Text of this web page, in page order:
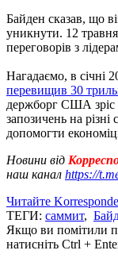
Байден сказав, що
уникнути. 12
переговорів з
Нагадаємо, в січні
перевищив 30
держборг США зріс
запозичень на
допомогти
Новини від
наш канал https://
Читайте
ТЕГИ: саммит,
Якщо ви помітили
натисніть Ctrl +